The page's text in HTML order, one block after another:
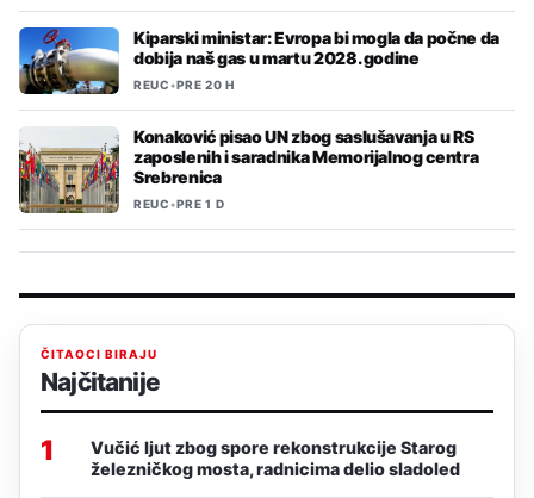
Kiparski ministar: Evropa bi mogla da počne da
dobija naš gas u martu 2028. godine
REUC•PRE 20 H
Konaković pisao UN zbog saslušavanja u RS
zaposlenih i saradnika Memorijalnog centra
Srebrenica
REUC•PRE 1 D
ČITAOCI BIRAJU
Najčitanije
1
Vučić ljut zbog spore rekonstrukcije Starog
železničkog mosta, radnicima delio sladoled